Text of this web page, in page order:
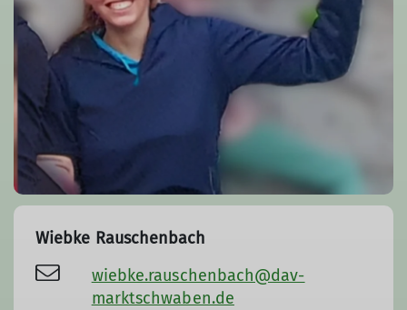
Wiebke Rauschenbach
wiebke.rauschenbach@dav-
marktschwaben.de